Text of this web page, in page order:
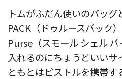
トムがふだん使いのバッ
PACK（ドゥルースパック
Purse（スモール シェル
入れるのにちょうどいいサ
ともとはピストルを携帯